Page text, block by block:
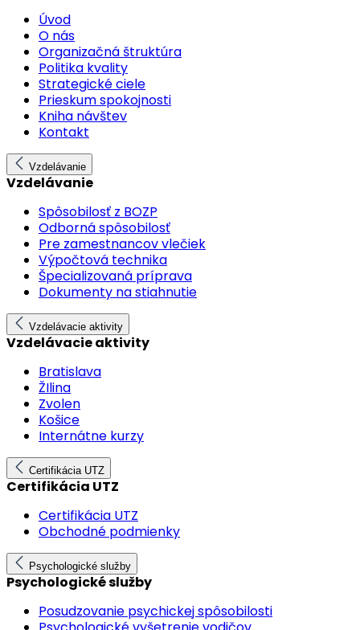
Úvod
O nás
Organizačná štruktúra
Politika kvality
Strategické ciele
Prieskum spokojnosti
Kniha návštev
Kontakt
Vzdelávanie
Vzdelávanie
Spôsobilosť z BOZP
Odborná spôsobilosť
Pre zamestnancov vlečiek
Výpočtová technika
Špecializovaná príprava
Dokumenty na stiahnutie
Vzdelávacie aktivity
Vzdelávacie aktivity
Bratislava
ŽIlina
Zvolen
Košice
Internátne kurzy
Certifikácia UTZ
Certifikácia UTZ
Certifikácia UTZ
Obchodné podmienky
Psychologické služby
Psychologické služby
Posudzovanie psychickej spôsobilosti